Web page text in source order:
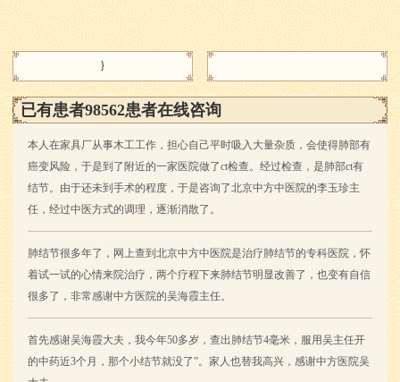
}
已有患者98562患者在线咨询
本人在家具厂从事木工工作，担心自己平时吸入大量杂质，会使得肺部有
癌变风险，于是到了附近的一家医院做了ct检查。经过检查，是肺部ct有
结节。由于还未到手术的程度，于是咨询了北京中方中医院的李玉珍主
任，经过中医方式的调理，逐渐消散了。
肺结节很多年了，网上查到北京中方中医院是治疗肺结节的专科医院，怀
着试一试的心情来院治疗，两个疗程下来肺结节明显改善了，也变有自信
很多了，非常感谢中方医院的吴海霞主任。
首先感谢吴海霞大夫，我今年50多岁，查出肺结节4毫米，服用吴主任开
的中药近3个月，那个小结节就没了”。家人也替我高兴，感谢中方医院吴